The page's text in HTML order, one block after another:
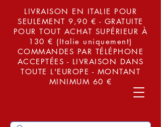
LIVRAISON EN ITALIE POUR
SEULEMENT 9,90 € - GRATUITE
POUR TOUT ACHAT SUPÉRIEUR À
130 € (Italie uniquement)
COMMANDES PAR TÉLÉPHONE
ACCEPTÉES - LIVRAISON DANS
TOUTE L'EUROPE - MONTANT
MINIMUM 60 €